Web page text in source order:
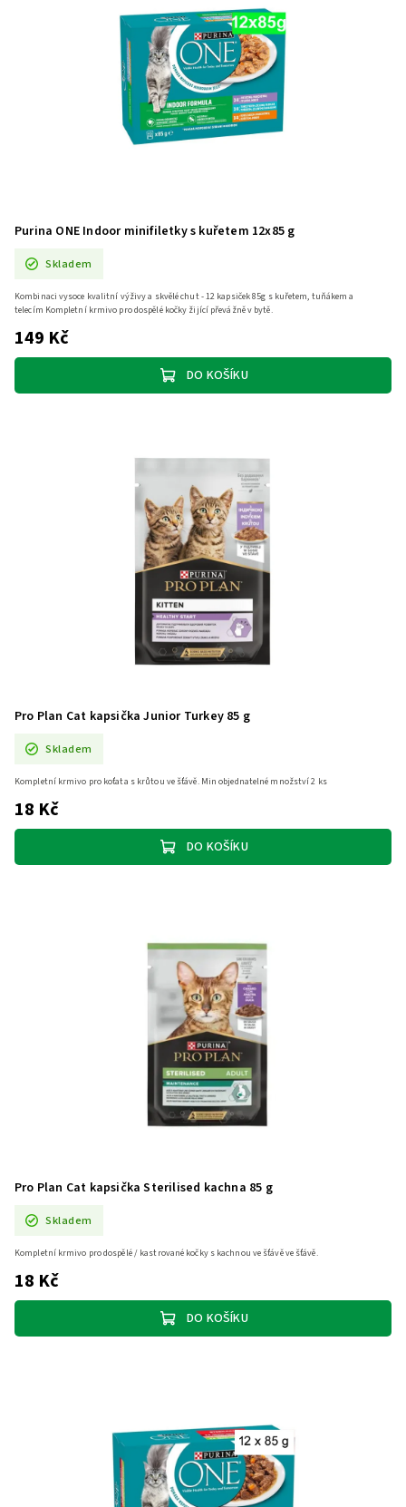
Purina ONE Indoor minifiletky s kuřetem 12x85 g
Skladem
149 Kč
DO KOŠÍKU
Kombinaci vysoce kvalitní výživy a skvělé chut - 12 kapsiček 85g s kuřetem, tuňákem a
telecím Kompletní krmivo pro dospělé kočky žijící převážně v bytě.
Pro Plan Cat kapsička Junior Turkey 85 g
Skladem
18 Kč
DO KOŠÍKU
Kompletní krmivo pro koťata s krůtou ve šťávě. Min objednatelné množství 2 ks
Pro Plan Cat kapsička Sterilised kachna 85 g
Skladem
18 Kč
DO KOŠÍKU
Kompletní krmivo pro dospělé / kastrované kočky s kachnou ve šťávě ve šťávě.